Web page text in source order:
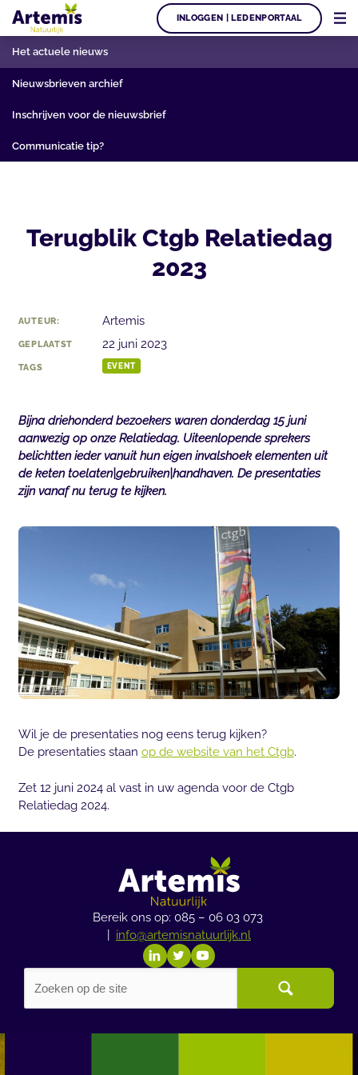
INLOGGEN | LEDENPORTAAL
Het actuele nieuws
Nieuwsbrieven archief
Inschrijven voor de nieuwsbrief
Communicatie tip?
Terugblik Ctgb Relatiedag
2023
AUTEUR: Artemis
GEPLAATST 22 juni 2023
TAGS EVENT
Bijna driehonderd bezoekers waren donderdag 15 juni
aanwezig op onze Relatiedag. Uiteenlopende sprekers
belichtten ieder vanuit hun eigen invalshoek elementen uit
de keten toelaten|gebruiken|handhaven. De presentaties
zijn vanaf nu terug te kijken.
Wil je de presentaties nog eens terug kijken?
De presentaties staan op de website van het Ctgb.
Zet 12 juni 2024 al vast in uw agenda voor de Ctgb
Relatiedag 2024.
Bereik ons op: 085 – 06 03 073
info@artemisnatuurlijk.nl